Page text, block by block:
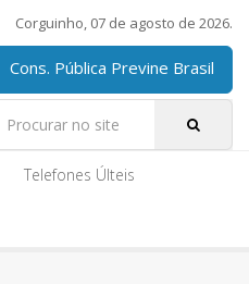
Corguinho, 07 de agosto de 2026.
Cons. Pública Previne Brasil
Telefones Últeis